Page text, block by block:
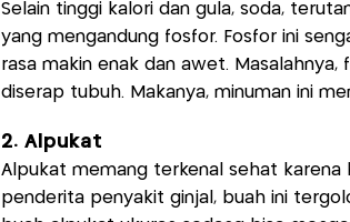
Selain tinggi kalori dan gula, soda,
yang mengandung fosfor. Fosfor ini
rasa makin enak dan awet.
diserap tubuh. Makanya, minuman ini
2. Alpukat
Alpukat memang terkenal sehat karena
penderita penyakit ginjal, buah ini